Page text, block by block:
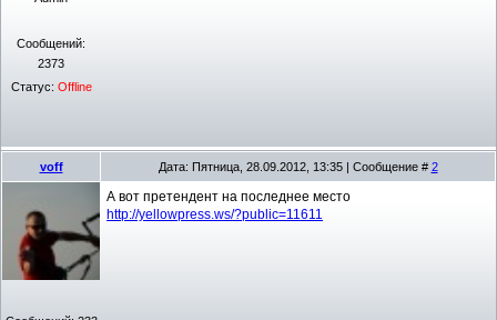
Сообщений:
2373
Статус: Offline
voff Дата: Пятница, 28.09.2012, 13:35 | Сообщение # 2
А вот претендент на последнее место
http://yellowpress.ws/?public=11611